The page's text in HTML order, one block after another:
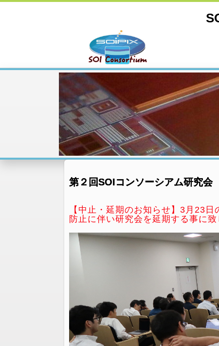
第２回SOIコンソーシアム研究会
【中止・延期のお知らせ】3月23
防止に伴い研究会を延期する事に致